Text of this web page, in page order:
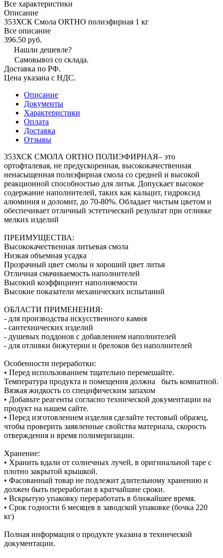
Все характеристики
Описание
353ХСК Смола ORTHO полиэфирная 1 кг
Все описание
396.50 руб.
Нашли дешевле?
Самовывоз со склада.
Доставка по РФ.
Цена указана с НДС.
Описание
Документы
Характеристики
Оплата
Доставка
Отзывы
353ХСК СМОЛА ORTHO ПОЛИЭФИРНАЯ– это
ортофталевая, не предускоренная, высококачественная
ненасыщенная полиэфирная смола со средней и высокой
реакционной способностью для литья. Допускает высокое
содержание наполнителей, таких как кальцит, гидроксид
алюминия и доломит, до 70-80%. Обладает чистым цветом и
обеспечивает отличный эстетический результат при отливке
мелких изделий
ПРЕИМУЩЕСТВА:
Высококачественная литьевая смола
Низкая объемная усадка
Прозрачный цвет смолы и хороший цвет литья
Отличная смачиваемость наполнителей
Высокий коэффициент наполняемости
Высокие показатели механических испытаний
ОБЛАСТИ ПРИМЕНЕНИЯ:
- для производства искусственного камня
- сантехнических изделий
- душевых поддонов с добавлением наполнителей
- для отливки бижутерии и брелоков без наполнителей
Особенности переработки:
• Перед использованием тщательно перемешайте.
Температура продукта и помещения должна быть комнатной.
Вязкая жидкость со специфическим запахом
• Добавьте реагенты согласно технической документации на
продукт на нашем сайте.
• Перед изготовлением изделия сделайте тестовый образец,
чтобы проверить заявленные свойства материала, скорость
отверждения и время полимеризации.
Хранение:
• Хранить вдали от солнечных лучей, в оригинальной таре с
плотно закрытой крышкой.
• Фасованный товар не подлежит длительному хранению и
должен быть переработан в кратчайшие сроки.
• Вскрытую упаковку переработать в ближайшее время.
• Срок годности 6 месяцев в заводской упаковке (бочка 220
кг)
Полная информация о продукте указана в технической
документации.